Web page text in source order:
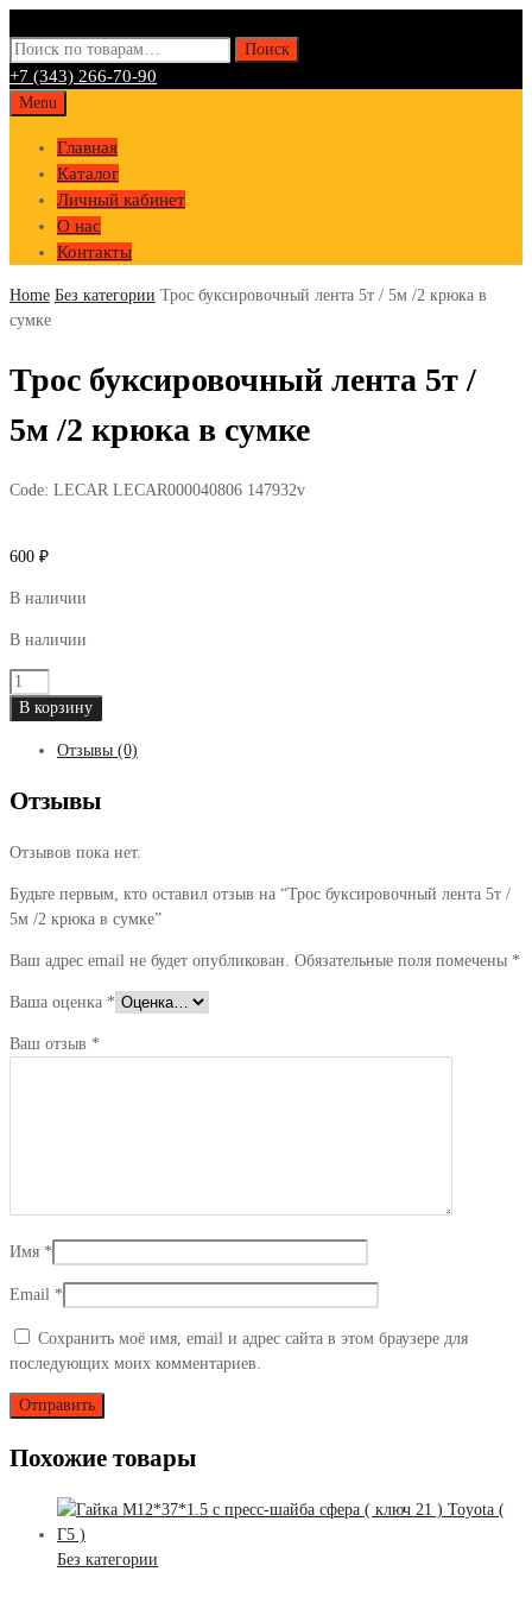
Искать: Поиск
+7 (343) 266-70-90
Skip
content
Menu
Главная
Каталог
Личный кабинет
О нас
Контакты
Home Без категории Трос буксировочный лента 5т / 5м /2 крюка в
сумке
Трос буксировочный лента 5т /
5м /2 крюка в сумке
Code: LECAR LECAR000040806 147932v
600 ₽
В наличии
В наличии
Количество
товара
буксировочный
5т
5м
крюка
в
сумке
В корзину
Отзывы (0)
Отзывы
Отзывов пока нет.
Будьте первым, кто оставил отзыв на “Трос буксировочный лента 5т /
5м /2 крюка в сумке”
Ваш адрес email не будет опубликован. Обязательные поля помечены *
Ваша оценка *
Ваш отзыв *
Имя *
Email *
Сохранить моё имя, email и адрес сайта в этом браузере для
последующих моих комментариев.
Похожие товары
Без категории